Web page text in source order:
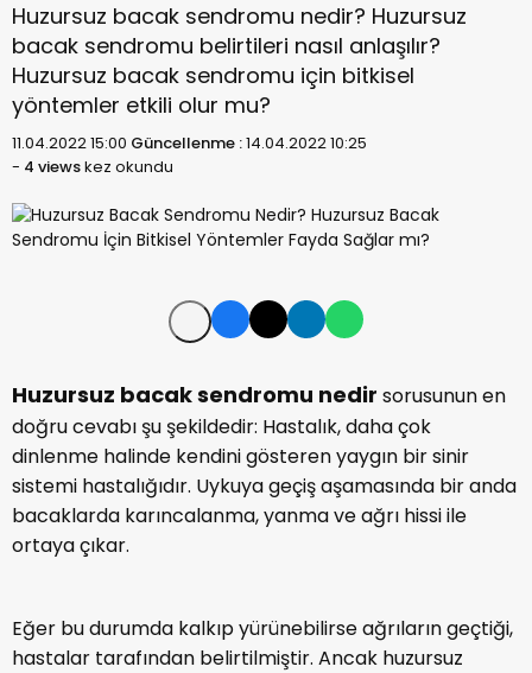
Huzursuz bacak sendromu nedir? Huzursuz
bacak sendromu belirtileri nasıl anlaşılır?
Huzursuz bacak sendromu için bitkisel
yöntemler etkili olur mu?
11.04.2022 15:00 Güncellenme :14.04.2022 10:25
- 4 viewskez okundu
Huzursuz bacak sendromu nedir sorusunun en
doğru cevabı şu şekildedir: Hastalık, daha çok
dinlenme halinde kendini gösteren yaygın bir sinir
sistemi hastalığıdır. Uykuya geçiş aşamasında bir anda
bacaklarda karıncalanma, yanma ve ağrı hissi ile
ortaya çıkar.
Eğer bu durumda kalkıp yürünebilirse ağrıların geçtiği,
hastalar tarafından belirtilmiştir. Ancak huzursuz